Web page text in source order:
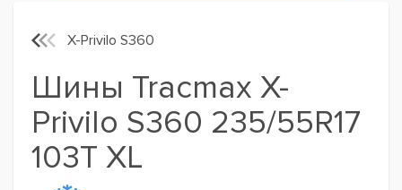
X-Privilo S360
Шины Tracmax X-
Privilo S360 235/55R17
103T XL